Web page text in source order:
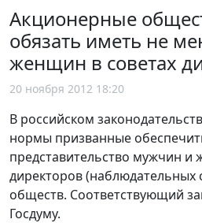
Акционерные
обязать иметь не
женщин в советах
20 ноября 2012 18:20
В российском
нормы призванные
представительство мужчин и
директоров (наблюдательных
обществ. Соответствующий
Госдуму.